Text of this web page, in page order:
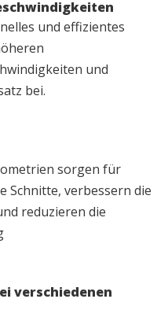
und effizientes
und
bei.
sorgen für
Schnitte, verbessern die
reduzieren die
verschiedenen